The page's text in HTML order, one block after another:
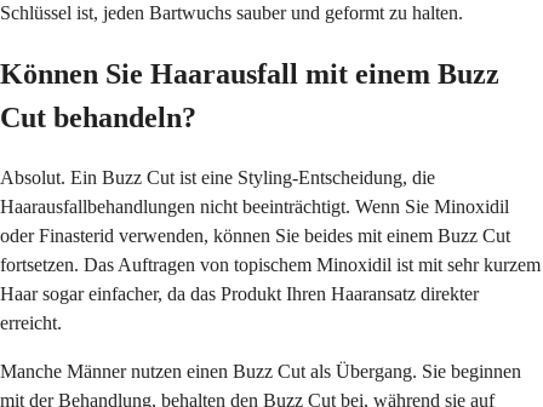
Schlüssel ist, jeden Bartwuchs sauber und geformt zu halten.
Können Sie Haarausfall mit einem Buzz
Cut behandeln?
Absolut. Ein Buzz Cut ist eine Styling-Entscheidung, die
Haarausfallbehandlungen nicht beeinträchtigt. Wenn Sie Minoxidil
oder Finasterid verwenden, können Sie beides mit einem Buzz Cut
fortsetzen. Das Auftragen von topischem Minoxidil ist mit sehr kurzem
Haar sogar einfacher, da das Produkt Ihren Haaransatz direkter
erreicht.
Manche Männer nutzen einen Buzz Cut als Übergang. Sie beginnen
mit der Behandlung, behalten den Buzz Cut bei, während sie auf